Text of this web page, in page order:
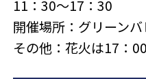
11：30～17：30
開催場所：グリーン
その他：花火は17：